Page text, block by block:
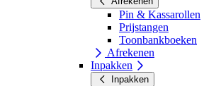
Pin & Kassarollen
Prijstangen
Toonbankboeken
Afrekenen
Inpakken
Inpakken